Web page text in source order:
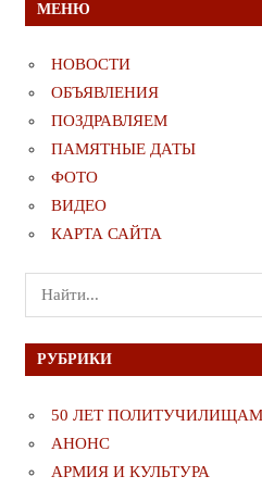
МЕНЮ
НОВОСТИ
ОБЪЯВЛЕНИЯ
ПОЗДРАВЛЯЕМ
ПАМЯТНЫЕ ДАТЫ
ФОТО
ВИДЕО
КАРТА САЙТА
Поиск
для:
РУБРИКИ
50 ЛЕТ ПОЛИТУЧИЛИЩАМ
АНОНС
АРМИЯ И КУЛЬТУРА